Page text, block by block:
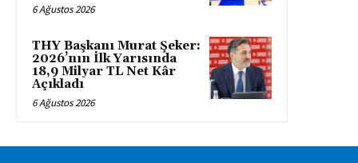
6 Ağustos 2026
THY Başkanı Murat Şeker:
2026’nın İlk Yarısında
18,9 Milyar TL Net Kâr
Açıkladı
6 Ağustos 2026